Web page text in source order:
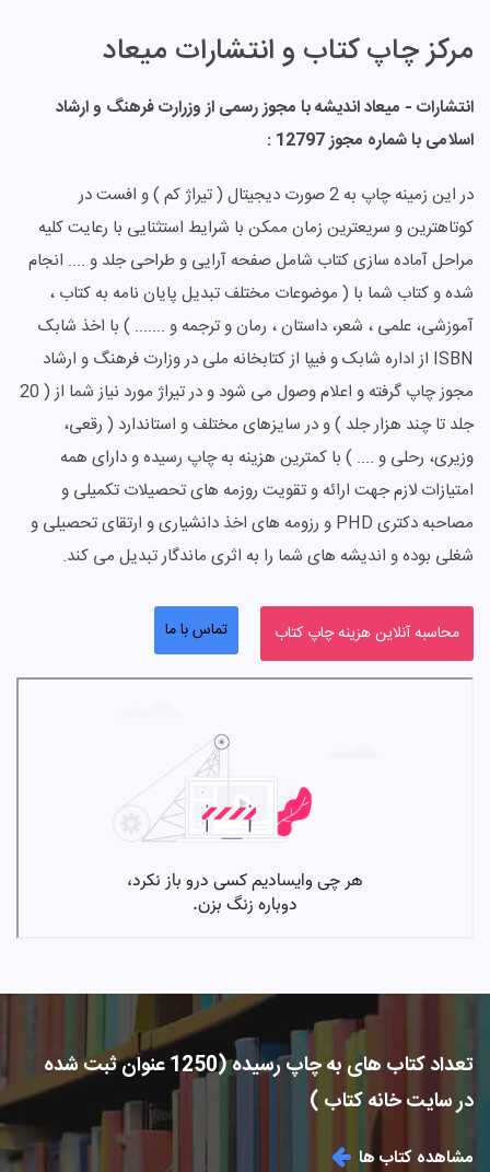
مرکز چاپ کتاب و انتشارات میعاد
انتشارات - میعاد اندیشه با مجوز رسمی از وزرارت فرهنگ و ارشاد
اسلامی با شماره مجوز 12797 :
در این زمینه چاپ به 2 صورت دیجیتال ( تیراژ کم ) و افست در
کوتاهترین و سریعترین زمان ممکن با شرایط استثنایی با رعایت کلیه
مراحل آماده سازی کتاب شامل صفحه آرایی و طراحی جلد و .... انجام
شده و کتاب شما با ( موضوعات مختلف تبدیل پایان نامه به کتاب ،
آموزشی، علمی ، شعر، داستان ، رمان و ترجمه و ....... ) با اخذ شابک
ISBN از اداره شابک و فیپا از کتابخانه ملی در وزارت فرهنگ و ارشاد
مجوز چاپ گرفته و اعلام وصول می شود و در تیراژ مورد نیاز شما از ( 20
جلد تا چند هزار جلد ) و در سایزهای مختلف و استاندارد ( رقعی،
وزیری، رحلی و .... ) با کمترین هزینه به چاپ رسیده و دارای همه
امتیازات لازم جهت ارائه و تقویت روزمه های تحصیلات تکمیلی و
مصاحبه دکتری PHD و رزومه های اخذ دانشیاری و ارتقای تحصیلی و
شغلی بوده و اندیشه های شما را به اثری ماندگار تبدیل می کند.
محاسبه آنلاین هزینه چاپ کتاب تماس با ما
تعداد کتاب های به چاپ رسیده (1250 عنوان ثبت شده
در سایت خانه کتاب )
مشاهده کتاب ها